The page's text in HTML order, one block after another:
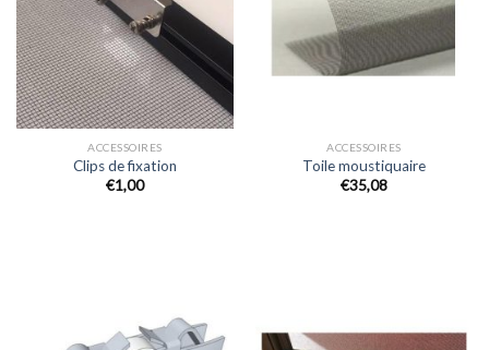
ACCESSOIRES
Clips de fixation
€1,00
ACCESSOIRES
Toile moustiquaire
€35,08